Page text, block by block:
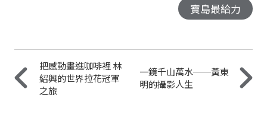
寶島最給力
把感動畫進咖啡裡 林
紹興的世界拉花冠軍
之旅
一鏡千山萬水──黃東
明的攝影人生